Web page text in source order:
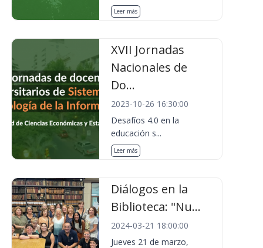
Leer más
XVII Jornadas
Nacionales de
Do...
2023-10-26 16:30:00
Desafíos 4.0 en la
educación s...
Leer más
Diálogos en la
Biblioteca: "Nu...
2024-03-21 18:00:00
Jueves 21 de marzo,